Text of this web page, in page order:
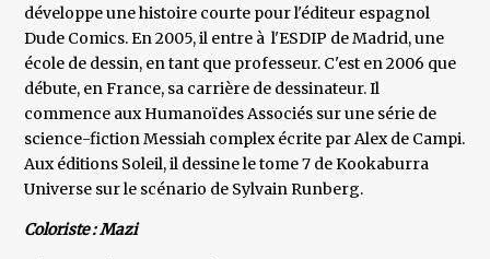
développe une histoire courte pour l'éditeur espagnol
Dude Comics. En 2005, il entre à l'ESDIP de Madrid, une
école de dessin, en tant que professeur. C'est en 2006 que
débute, en France, sa carrière de dessinateur. Il
commence aux Humanoïdes Associés sur une série de
science-fiction Messiah complex écrite par Alex de Campi.
Aux éditions Soleil, il dessine le tome 7 de Kookaburra
Universe sur le scénario de Sylvain Runberg.
Coloriste : Mazi